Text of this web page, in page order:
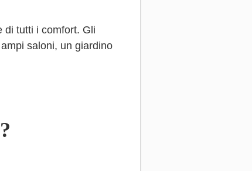
di tutti i comfort. Gli
saloni, un giardino